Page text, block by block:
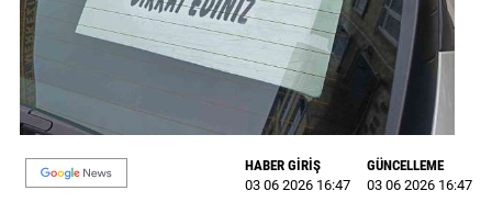
DÜNYA
GALERİ
VİDEO
HABER GİRİŞ
03 06 2026 16:47
GÜNCELLEME
03 06 2026 16:47